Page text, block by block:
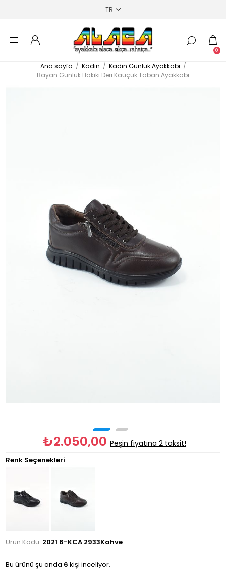
0
Ana sayfa / Kadın / Kadın Günlük Ayakkabı /
Bayan Günlük Hakiki Deri Kauçuk Taban Ayakkabı
₺2.050,00 Peşin fiyatına 2 taksit!
Renk Seçenekleri
Ürün Kodu: 2021 6-KCA 2933Kahve
Bu ürünü şu anda 6 kişi inceliyor.